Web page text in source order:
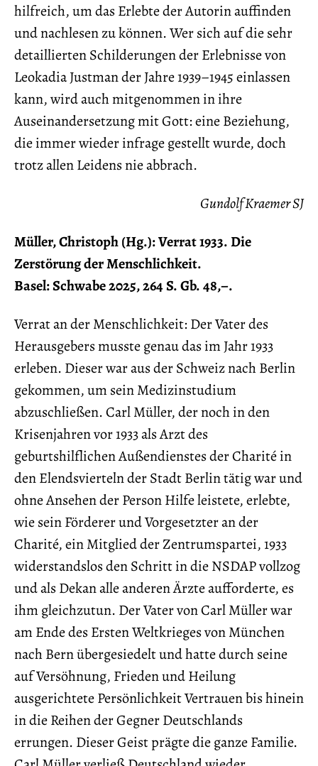
hilfreich, um das Erlebte der Autorin auffinden
und nachlesen zu können. Wer sich auf die sehr
detaillierten Schilderungen der Erlebnisse von
Leokadia Justman der Jahre 1939–1945 einlassen
kann, wird auch mitgenommen in ihre
Auseinandersetzung mit Gott: eine Beziehung,
die immer wieder infrage gestellt wurde, doch
trotz allen Leidens nie abbrach.
Gundolf Kraemer SJ
Müller, Christoph (Hg.): Verrat 1933. Die
Zerstörung der Menschlichkeit.
Basel: Schwabe 2025, 264 S. Gb. 48,–.
Verrat an der Menschlichkeit: Der Vater des
Herausgebers musste genau das im Jahr 1933
erleben. Dieser war aus der Schweiz nach Berlin
gekommen, um sein Medizinstudium
abzuschließen. Carl Müller, der noch in den
Krisenjahren vor 1933 als Arzt des
geburtshilflichen Außendienstes der Charité in
den Elendsvierteln der Stadt Berlin tätig war und
ohne Ansehen der Person Hilfe leistete, erlebte,
wie sein Förderer und Vorgesetzter an der
Charité, ein Mitglied der Zentrumspartei, 1933
widerstandslos den Schritt in die NSDAP vollzog
und als Dekan alle anderen Ärzte aufforderte, es
ihm gleichzutun. Der Vater von Carl Müller war
am Ende des Ersten Weltkrieges von München
nach Bern übergesiedelt und hatte durch seine
auf Versöhnung, Frieden und Heilung
ausgerichtete Persönlichkeit Vertrauen bis hinein
in die Reihen der Gegner Deutschlands
errungen. Dieser Geist prägte die ganze Familie.